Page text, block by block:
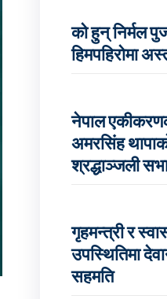
को हुन् निर्मल
हिमपहिरोमा
नेपाल
अमरसिंह
श्रद्धाञ्जली
गृहमन्त्री र
उपस्थितिमा
सहमति